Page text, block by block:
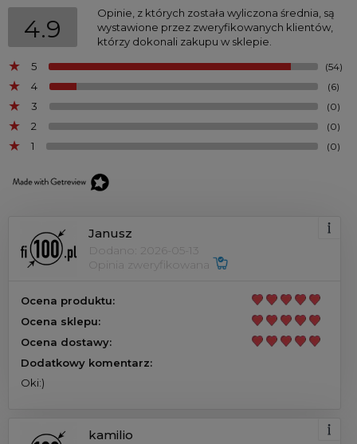
4.9
Opinie, z których została wyliczona średnia, są
wystawione przez zweryfikowanych klientów,
którzy dokonali zakupu w sklepie.
5
(54)
4 (6)
3 (0)
2 (0)
1 (0)
Janusz
Dodano: 2026-05-13
Opinia zweryfikowana
Ocena produktu:
Ocena sklepu:
Ocena dostawy:
Dodatkowy komentarz:
Oki:)
kamilio